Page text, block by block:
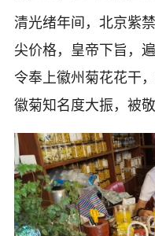
清光绪年间，北京紫
尖价格，皇帝下旨，
令奉上徽州菊花花干
徽菊知名度大振，被敬